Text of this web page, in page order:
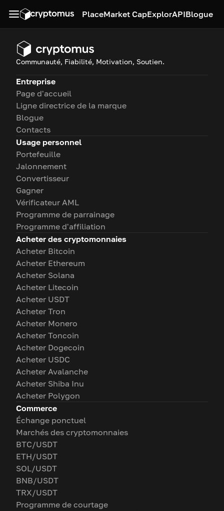
PlaceMarket CapExplorAPIBlogue
Communauté, Fiabilité, Motivation, Soutien.
Entreprise
Page d'accueil
Ligne directrice de la marque
Blogue
Contacts
Usage personnel
Portefeuille
Jalonnement
Convertisseur
Gagner
Vérificateur AML
Programme de parrainage
Programme d'affiliation
Acheter des cryptomonnaies
Acheter Bitcoin
Acheter Ethereum
Acheter Solana
Acheter Litecoin
Acheter USDT
Acheter Tron
Acheter Monero
Acheter Toncoin
Acheter Dogecoin
Acheter USDC
Acheter Avalanche
Acheter Shiba Inu
Acheter Polygon
Commerce
Échange ponctuel
Marchés des cryptomonnaies
BTC/USDT
ETH/USDT
SOL/USDT
BNB/USDT
TRX/USDT
Programme de courtage